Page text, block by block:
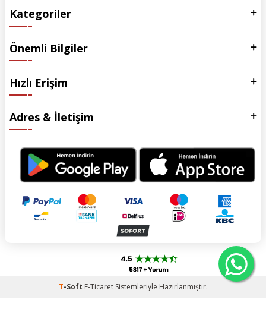
Kategoriler
Önemli Bilgiler
Hızlı Erişim
Adres & İletişim
T-Soft E-TicaretSistemleriyle Hazırlanmıştır.